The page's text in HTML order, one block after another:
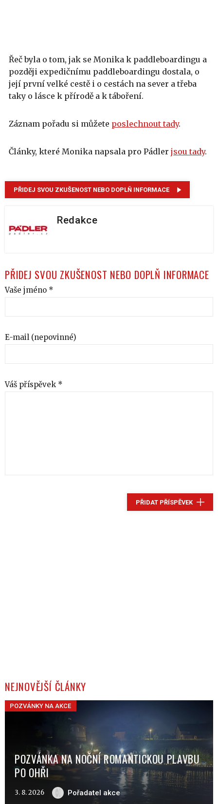
Řeč byla o tom, jak se Monika k paddleboardingu a
později expedičnímu paddleboardingu dostala, o
její první velké cestě i o cestách na sever a třeba
taky o lásce k přírodě a k táboření.
Záznam pořadu si můžete poslechnout tady.
Články, které Monika napsala pro Pádler jsou tady.
PŘIDEJ SVOU ZKUŠENOST NEBO DOPLŇ INFORMACE
Redakce
PŘIDEJ SVOU ZKUŠENOST NEBO DOPLŇ INFORMACE
Vaše jméno *
E-mail (nepovinné)
Váš příspěvek *
PŘIDAT PŘÍSPĚVEK
NEJNOVĚJŠÍ ČLÁNKY
POZVÁNKY NA AKCE
POZVÁNKA NA NOČNÍ ROMANTICKOU PLAVBU
PO OHŘI
3. 8. 2026 Pořadatel akce